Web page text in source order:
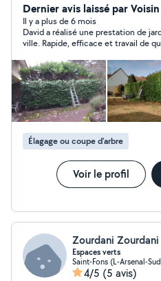
Dernier avis laissé par
Il y a plus de 6 mois
David a réalisé une prestation de
ville. Rapide, efficace et travail de
Élagage ou coupe d'arbre
Voir le profil
Zourdani Zourdani
Espaces verts
Saint-Fons (L-Arsenal-
4/5 (5 avis)